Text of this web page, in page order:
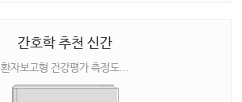
간호학 추천 신간
환자보고형 건강평가 측정도...